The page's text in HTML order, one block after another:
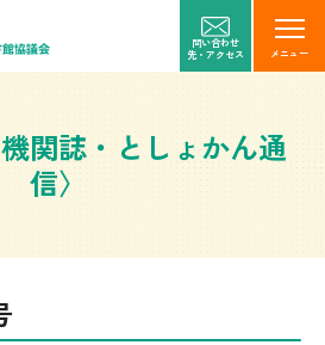
メニュー
問い合わせ
先・アクセス
関誌・としょかん通
信〉